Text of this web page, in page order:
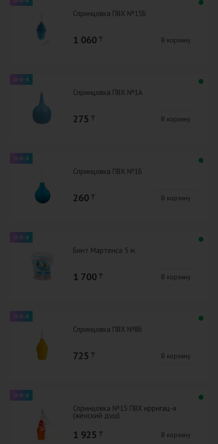
Спринцовка ПВХ №15Б
1 060 ₸ В корзину
0-0-4
Спринцовка ПВХ №1А
275 ₸ В корзину
0-0-4
Спринцовка ПВХ №1Б
260 ₸ В корзину
0-0-4
Бинт Мартенса 5 м.
1 700 ₸ В корзину
0-0-4
Спринцовка ПВХ №8Б
725 ₸ В корзину
0-0-4
Спринцовка №15 ПВХ ирригац-я
(женский душ)
1 925 ₸ В корзину